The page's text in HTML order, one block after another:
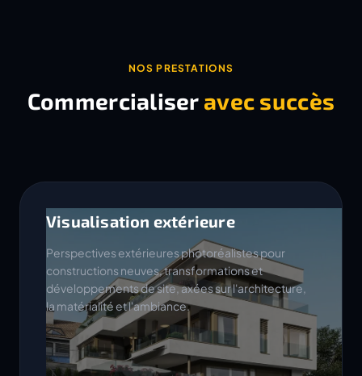
NOS PRESTATIONS
Commercialiser avec succès
Visualisation extérieure
Perspectives extérieures photoréalistes pour
constructions neuves, transformations et
développements de site, axées sur l'architecture,
la matérialité et l'ambiance.